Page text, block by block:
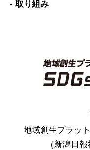
- 取り組み
地域創生プラッ
（新潟日